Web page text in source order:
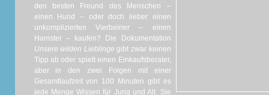
den besten Freund des Menschen –
einen Hund – oder doch lieber einen
unkomplizierten Vierbeiner – einen
Hamster – kaufen? Die Dokumentation
Unsere wilden Lieblinge gibt zwar keinen
Tipp ab oder spielt einen Einkaufsberater,
aber in den zwei Folgen mit einer
Gesamtlaufzeit von 100 Minuten gibt es
jede Menge Wissen für Jung und Alt. Sie